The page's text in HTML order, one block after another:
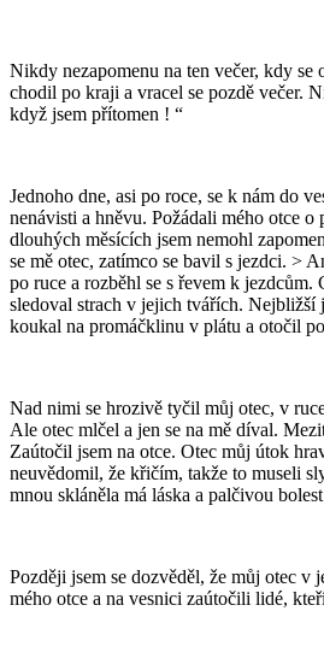
Nikdy nezapomenu na ten večer, kdy
chodil po kraji a vracel se pozdě večer.
když jsem přítomen ! “
Jednoho dne, asi po roce, se k nám do
nenávisti a hněvu. Požádali mého otce
dlouhých měsících jsem nemohl
se mě otec, zatímco se bavil s jezdci. >
po ruce a rozběhl se s řevem k
sledoval strach v jejich tvářích. Nejbližší
koukal na promáčklinu v plátu a otočil
Nad nimi se hrozivě tyčil můj otec, v
Ale otec mlčel a jen se na mě díval.
Zaútočil jsem na otce. Otec můj útok
neuvědomil, že křičím, takže to museli
mnou skláněla má láska a palčivou
Později jsem se dozvěděl, že můj otec v
mého otce a na vesnici zaútočili lidé,